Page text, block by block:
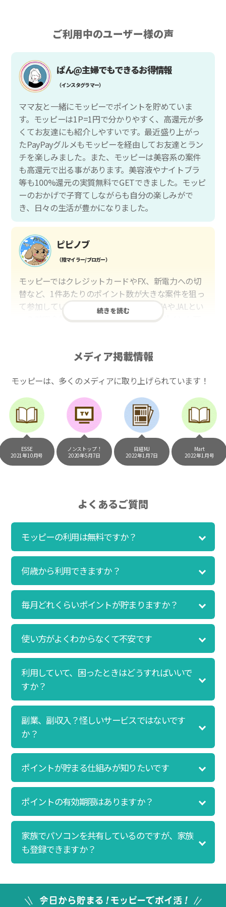
ご利用中のユーザー様の声
ぱん@主婦でもできるお得情報
（インスタグラマー）
ママ友と一緒にモッピーでポイントを貯めていま
す。モッピーは1P=1円で分かりやすく、高還元が多
くてお友達にも紹介しやすいです。最近盛り上がっ
たPayPayグルメもモッピーを経由してお友達とラン
チを楽しみました。また、モッピーは美容系の案件
も高還元で出る事があります。美容液やナイトブラ
等も100%還元の実質無料でGETできました。モッピ
ーのおかげで子育てしながらも自分の楽しみがで
き、日々の生活が豊かになりました。
続きを読む
ピピノブ
（陸マイラー/ブロガー）
モッピーではクレジットカードやFX、新電力への切
替など、1件あたりのポイント数が大きな案件を狙っ
て参加しています。貯めたポイントはANAやJALとい
った航空会社のマイルや、マリオットのポイント交
ッピーは陸マイラーや旅行好きには欠かせないポイ
いつものネットショッピングが、モッピ
ーでお得に
（20代・女性）
友達に勧められてモッピーをはじめました。空いた
時間にスマホで買い物をすることが多いのですが、
クリ…！いつものネットショッピングをモッピーを
券に交換して、プチ贅沢を楽しんでます♪
初心者でも10,000ポイント！無料なのに
ポイントが貯まる
（30代・男性）
クレジットカードを作りたいと思い、色々検索をし
ていた時にモッピーを知りました。クレジットカー
ドを発行するだけでポイントが貯まるならと無料登
録して、クレジットカードの発行やアプリダウンロ
ードなど無料のコンテンツのみを利用したところ…
なんと、たった一ヶ月で10,000ポイントを貯めるこ
す！
メディア掲載情報
モッピーは、多くのメディアに取り上げられています！
年10月号
ノンストップ！
2020年5月7日
2022年1月7日
2022年1月号
よくあるご質問
モッピーの利用は無料ですか？
何歳から利用できますか？
毎月どれくらいポイントが貯まりますか？
使い方がよくわからなくて不安です
利用していて、困ったときはどうすればいいで
すか？
副業、副収入？怪しいサービスではないです
か？
ポイントが貯まる仕組みが知りたいです
ポイントの有効期限はありますか？
家族でパソコンを共有しているのですが、家族
も登録できますか？